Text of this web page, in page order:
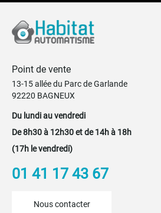
Point de vente
13-15 allée du Parc de Garlande
92220 BAGNEUX
Du lundi au vendredi
De 8h30 à 12h30 et de 14h à 18h
(17h le vendredi)
01 41 17 43 67
Nous contacter